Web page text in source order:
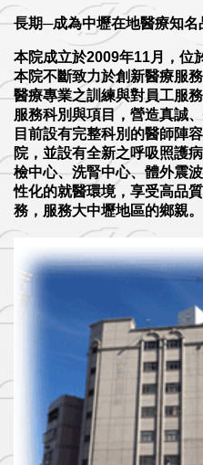
長期─成為中壢在地醫療知名
本院成立於2009年11月，位
本院不斷致力於創新醫療服
醫療專業之訓練與對員工服
服務科別與項目，營造真誠
目前設有完整科別的醫師陣
院，並設有全新之呼吸照護
檢中心、洗腎中心、體外震
性化的就醫環境，享受高品
務，服務大中壢地區的鄉親。